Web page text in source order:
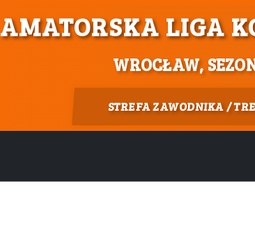
AMATORSKA LIGA
WROCŁAW,
STREFA ZAWODNIKA /